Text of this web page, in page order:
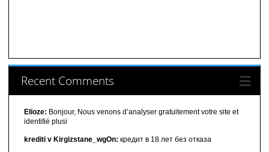
Recent Comments
Elioze: Bonjour, Nous venons d’analyser gratuitement votre site et
identifié plusi
krediti v Kirgizstane_wgOn: кредит в 18 лет без отказа